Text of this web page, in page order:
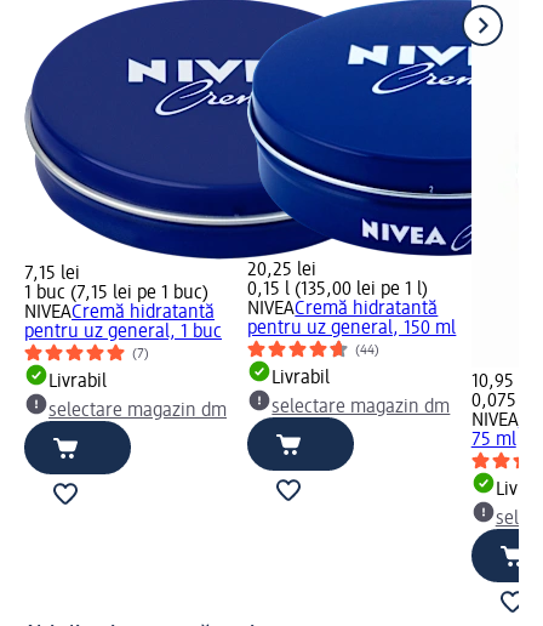
7,15 lei
1 buc (7,15 lei pe 1 buc)
NIVEACremă hidratantă
pentru uz general, 1 buc
(7)
Livrabil
selectare magazin dm
20,25 lei
0,15 l (135,00 lei pe 1 l)
NIVEACremă hidratantă
pentru uz general, 150 ml
(44)
Livrabil
selectare magazin dm
10,95 lei
0,075 l
NIVEA
75 ml